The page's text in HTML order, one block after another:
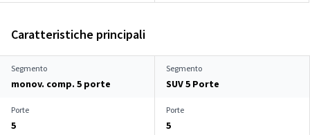
Caratteristiche principali
Segmento
monov. comp. 5 porte
Segmento
SUV 5 Porte
Porte
5
Porte
5